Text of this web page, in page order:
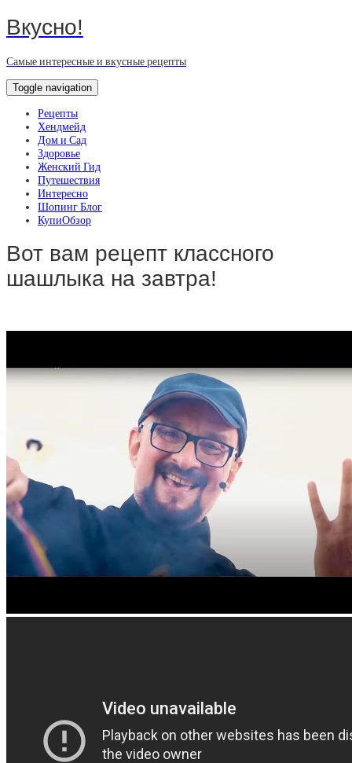
Вкусно!
Самые интересные и вкусные рецепты
Toggle navigation
Рецепты
Хендмейд
Дом и Сад
Здоровье
Женский Гид
Путешествия
Интересно
Шопинг Блог
КупиОбзор
Вот вам рецепт классного
шашлыка на завтра!